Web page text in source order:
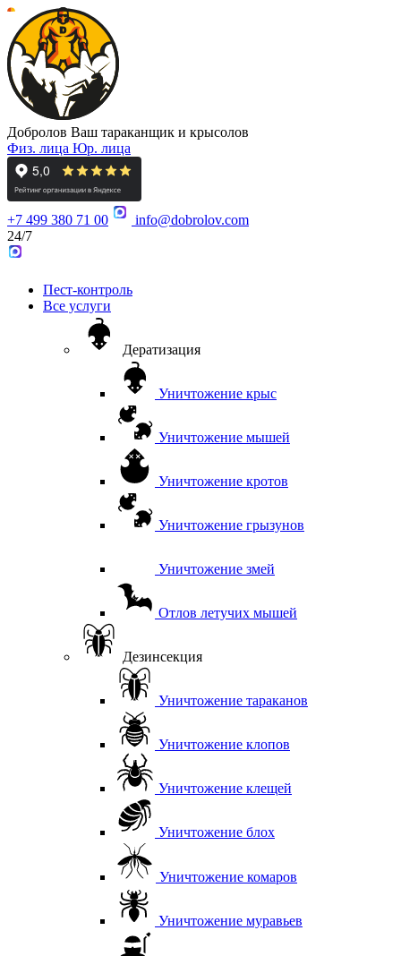
Добролов Ваш тараканщик и крысолов
Физ. лица Юр. лица
+7 499 380 71 00
info@dobrolov.com
24/7
Пест-контроль
Все услуги
Дератизация
Уничтожение крыс
Уничтожение мышей
Уничтожение кротов
Уничтожение грызунов
Уничтожение змей
Отлов летучих мышей
Дезинсекция
Уничтожение тараканов
Уничтожение клопов
Уничтожение клещей
Уничтожение блох
Уничтожение комаров
Уничтожение муравьев